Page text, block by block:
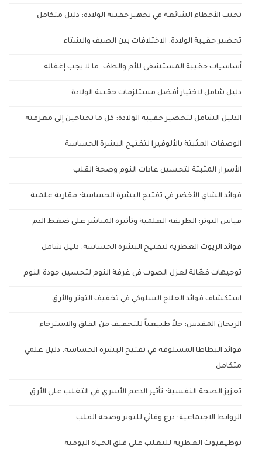
تجنب الأخطاء الشائعة في تجهيز حقيبة الولادة: دليل متكامل
تحضير حقيبة الولادة: الاختلافات بين الصيف والشتاء
أساسيات حقيبة المستشفى للأم والطف: ما لا يجب إغفاله
دليل شامل لاختيار أفضل مستلزمات حقيبة الولادة
الدليل الشامل لتحضير حقيبة الولادة: كل ما تحتاجين إلى معرفته
الوصفات المثبتة بالألوفيرا لتفتيح البشرة الحساسة
الأسرار المثبتة لتحسين عادات النوم وصحة القلب
فوائد الشاي الأخضر في تفتيح البشرة الحساسة: مقاربة علمية
قياس التوتر: الطريقة العلمية وتأثيره المباشر على ضغط الدم
فوائد الزيوت العطرية لتفتيح البشرة الحساسة: دليل شامل
توجيهات فعّالة لعزل الصوت في غرفة النوم لتحسين جودة النوم
استكشاف فوائد العلاج السلوكي في تخفيف التوتر والأرق
الريحان المقدس: حلاً طبيعياً للتخفيف من القلق والاسترخاء
فوائد البطاطا المسلوقة في تفتيح البشرة الحساسة: دليل علمي
متكامل
تعزيز الصحة النفسية: تأثير الدعم الأسري في التغلب على الأرق
الروابط الاجتماعية: درع وقائي للتوتر وصحة القلب
توظيفيوت العطرية للتغلب على قلق الحياة اليومية